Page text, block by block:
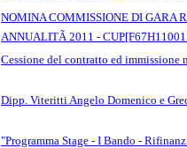
NOMINA COMMISSIONE DI GARA
ANNUALITÃ 2011 -
Cessione del contratto ed
Dipp. Viteritti Angelo Domenico e
"Programma Stage - I Bando -